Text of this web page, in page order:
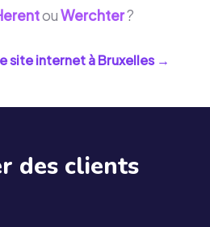
ouWerchter?
site internet àBruxelles→
des clients